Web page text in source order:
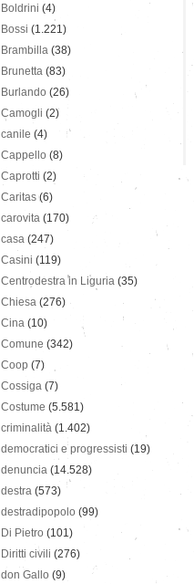
Boldrini (4)
Bossi (1.221)
Brambilla (38)
Brunetta (83)
Burlando (26)
Camogli (2)
canile (4)
Cappello (8)
Caprotti (2)
Caritas (6)
carovita (170)
casa (247)
Casini (119)
Centrodestra in Liguria (35)
Chiesa (276)
Cina (10)
Comune (342)
Coop (7)
Cossiga (7)
Costume (5.581)
criminalità (1.402)
democratici e progressisti (19)
denuncia (14.528)
destra (573)
destradipopolo (99)
Di Pietro (101)
Diritti civili (276)
don Gallo (9)